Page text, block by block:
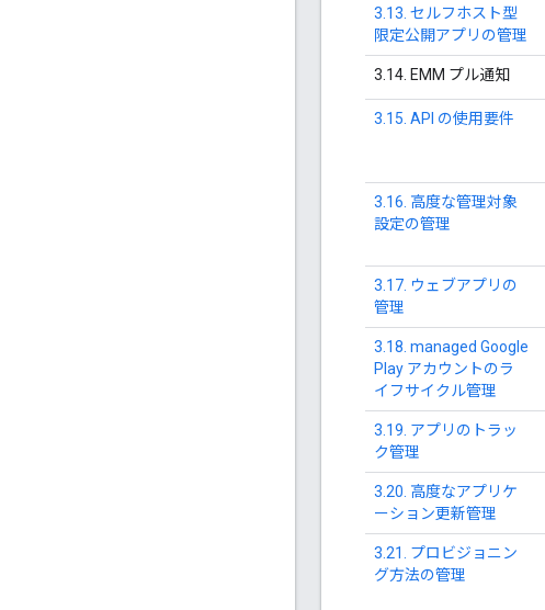
3.13. セルフホスト型
限定公開アプリの管理
3.14. EMM プル通知
3.15. API の使用要件
3.16. 高度な管理対象
設定の管理
3.17. ウェブアプリの
管理
3.18. managed Google
Play アカウントのラ
イフサイクル管理
3.19. アプリのトラッ
ク管理
3.20. 高度なアプリケ
ーション更新管理
3.21. プロビジョニン
グ方法の管理